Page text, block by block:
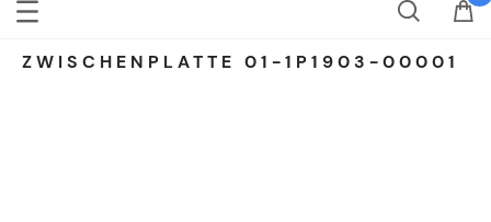
ZWISCHENPLATTE 01-1P1903-00001